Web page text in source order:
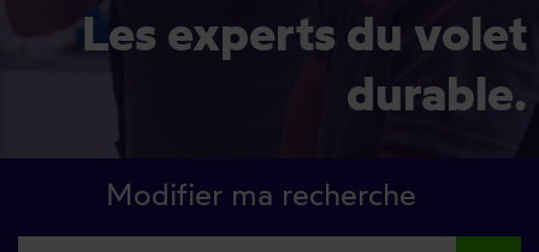
Les experts du volet
durable.
Modifier ma recherche